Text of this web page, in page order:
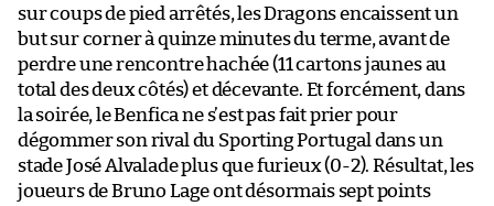
sur coups de pied arrêtés, les Dragons encaissent un
but sur corner à quinze minutes du terme, avant de
perdre une rencontre hachée (11 cartons jaunes au
total des deux côtés) et décevante. Et forcément, dans
la soirée, le Benfica ne s’est pas fait prier pour
dégommer son rival du Sporting Portugal dans un
stade José Alvalade plus que furieux (0-2). Résultat, les
joueurs de Bruno Lage ont désormais sept points